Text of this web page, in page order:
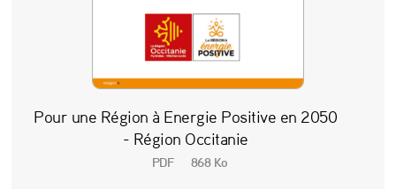
Pour une Région à Energie Positive en 2050
- Région Occitanie
PDF 868 Ko